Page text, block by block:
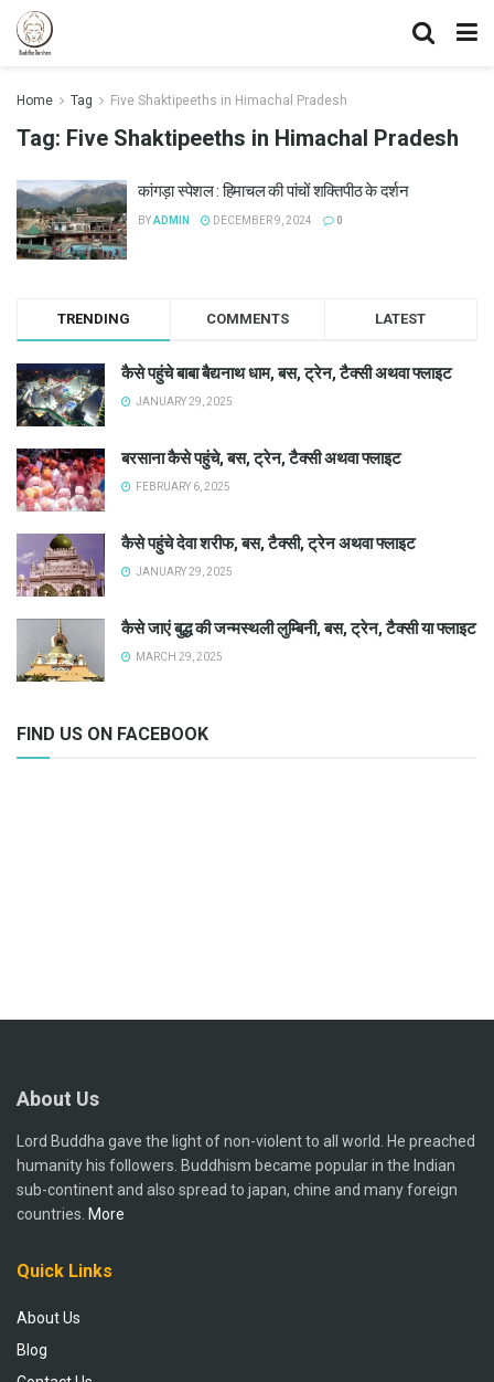
Home Tag Five Shaktipeeths in Himachal Pradesh
Tag: Five Shaktipeeths in Himachal Pradesh
कांगड़ा स्पेशल : हिमाचल की पांचों शक्तिपीठ के दर्शन
BYADMIN DECEMBER 9, 2024 0
TRENDING COMMENTS LATEST
कैसे पहुंचे बाबा बैद्यनाथ धाम, बस, ट्रेन, टैक्सी अथवा फ्लाइट
JANUARY 29, 2025
बरसाना कैसे पहुंचे, बस, ट्रेन, टैक्सी अथवा फ्लाइट
FEBRUARY 6, 2025
कैसे पहुंचे देवा शरीफ, बस, टैक्सी, ट्रेन अथवा फ्लाइट
JANUARY 29, 2025
कैसे जाएं बुद्ध की जन्मस्थली लुम्बिनी, बस, ट्रेन, टैक्सी या फ्लाइट
MARCH 29, 2025
FIND US ON FACEBOOK
About Us
Lord Buddha gave the light of non-violent to all world. He preached
humanity his followers. Buddhism became popular in the Indian
sub-continent and also spread to japan, chine and many foreign
countries. More
Quick Links
About Us
Blog